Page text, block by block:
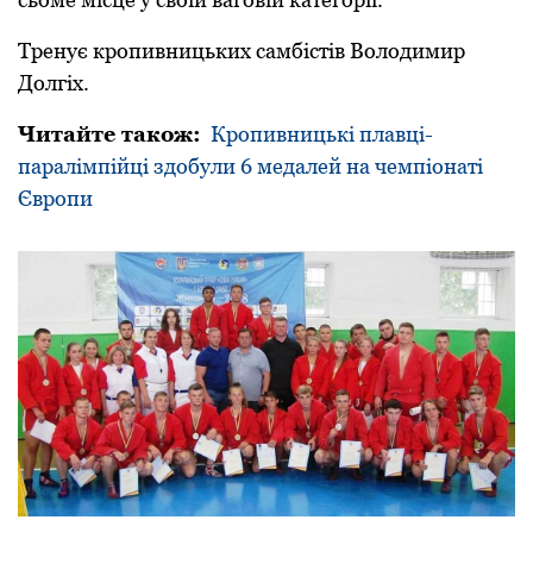
Тpенує кpопивницьких самбістів Володимиp
Долгіх.
Читайте також: Кропивницькі плавці-
паралімпійці здобули 6 медалей на чемпіонаті
Європи